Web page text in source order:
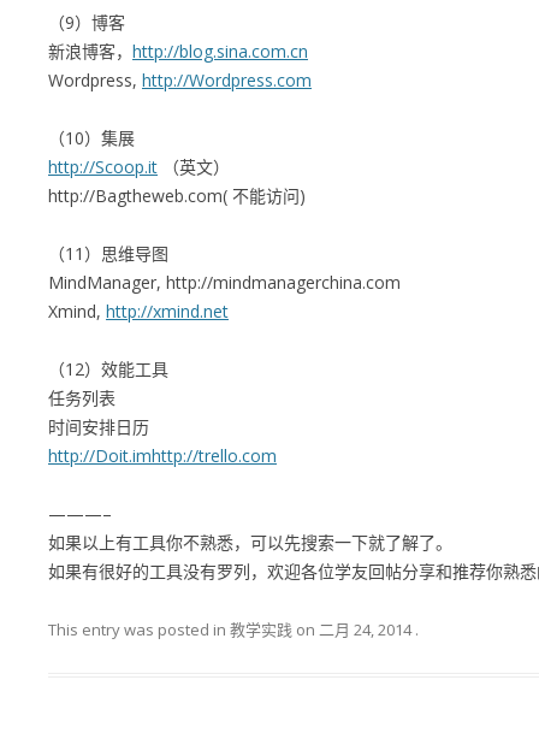
（9）博客
新浪博客， http://blog.sina.com.cn
Wordpress, http://Wordpress.com
（10）集展
http://Scoop.it （英文）
http://Bagtheweb.com( 不能访问)
（11）思维导图
MindManager, http://mindmanagerchina.com
Xmind, http://xmind.net
（12）效能工具
任务列表
时间安排日历
http://Doit.imhttp://trello.com
———–
如果以上有工具你不熟悉，可以先搜索一下就了解了。
如果有很好的工具没有罗列，欢迎各位学友回帖分享和推荐你熟
This entry was posted in 教学实践 on 二月 24, 2014 .